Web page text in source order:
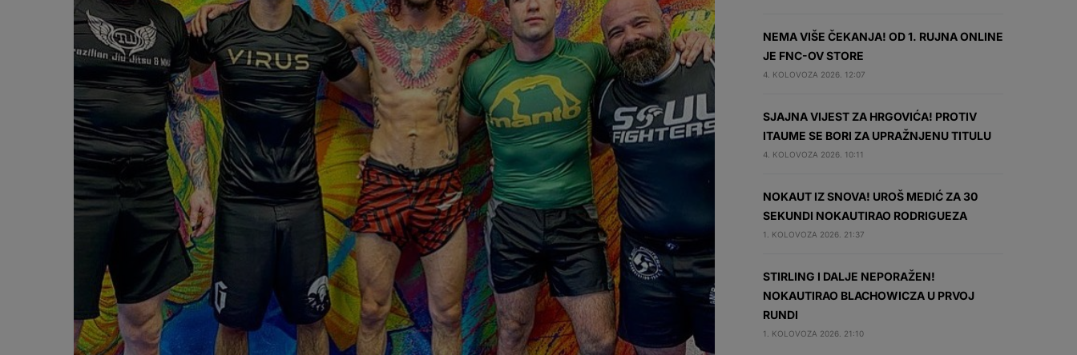
NEMA VIŠE ČEKANJA! OD 1. RUJNA ONLINE
JE FNC-OV STORE
4. KOLOVOZA 2026. 12:07
SJAJNA VIJEST ZA HRGOVIĆA! PROTIV
ITAUME SE BORI ZA UPRAŽNJENU TITULU
4. KOLOVOZA 2026. 10:11
NOKAUT IZ SNOVA! UROŠ MEDIĆ ZA 30
SEKUNDI NOKAUTIRAO RODRIGUEZA
1. KOLOVOZA 2026. 21:37
STIRLING I DALJE NEPORAŽEN!
NOKAUTIRAO BLACHOWICZA U PRVOJ
RUNDI
1. KOLOVOZA 2026. 21:10